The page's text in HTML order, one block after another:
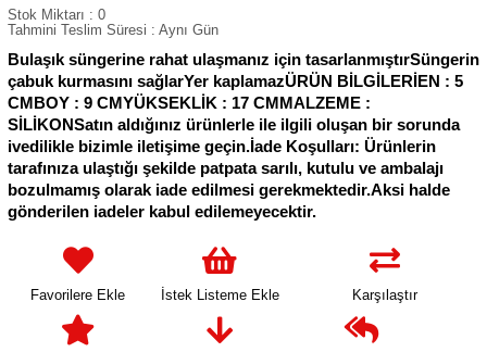
Stok Miktarı : 0
Tahmini Teslim Süresi : Aynı Gün
Bulaşık süngerine rahat ulaşmanız için tasarlanmıştırSüngerin
çabuk kurmasını sağlarYer kaplamazÜRÜN BİLGİLERİEN : 5
CMBOY : 9 CMYÜKSEKLİK : 17 CMMALZEME :
SİLİKONSatın aldığınız ürünlerle ile ilgili oluşan bir sorunda
ivedilikle bizimle iletişime geçin.İade Koşulları: Ürünlerin
tarafınıza ulaştığı şekilde patpata sarılı, kutulu ve ambalajı
bozulmamış olarak iade edilmesi gerekmektedir.Aksi halde
gönderilen iadeler kabul edilemeyecektir.
Favorilere Ekle İstek Listeme Ekle Karşılaştır